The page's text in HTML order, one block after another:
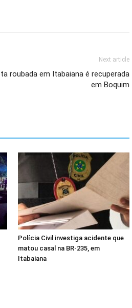
Next article
roubada em Itabaiana é recuperada
em Boquim
Polícia Civil investiga acidente que
matou casal na BR-235, em
Itabaiana